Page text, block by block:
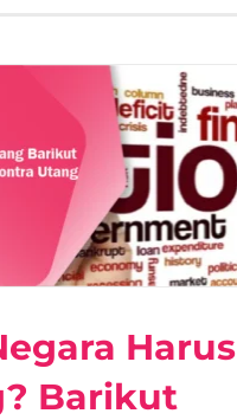
Harus
Barikut